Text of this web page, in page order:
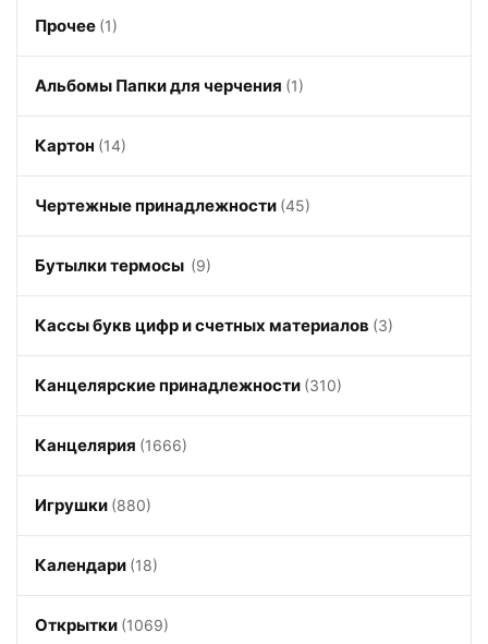
Прочее (1)
Альбомы Папки для черчения (1)
Картон (14)
Чертежные принадлежности (45)
Бутылки термосы (9)
Кассы букв цифр и счетных материалов (3)
Канцелярские принадлежности (310)
Канцелярия (1666)
Игрушки (880)
Календари (18)
Открытки (1069)